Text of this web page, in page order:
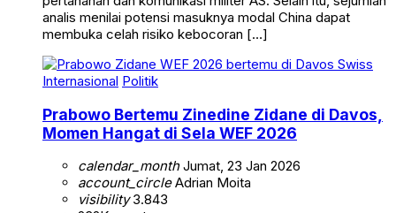
analis menilai potensi masuknya modal China dapat
membuka celah risiko kebocoran […]
Internasional Politik
Prabowo Bertemu Zinedine Zidane di Davos,
Momen Hangat di Sela WEF 2026
calendar_monthJumat, 23 Jan 2026
account_circleAdrian Moita
visibility3.843